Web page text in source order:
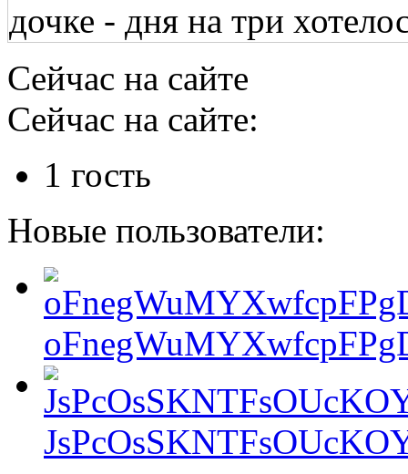
дочке - дня на три
Сейчас на сайте
Сейчас на сайте:
1 гость
Новые пользователи: